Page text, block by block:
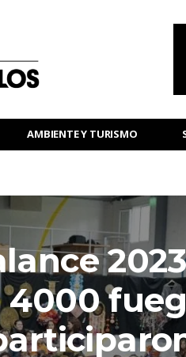
AMBIENTE Y TURISMO
4000